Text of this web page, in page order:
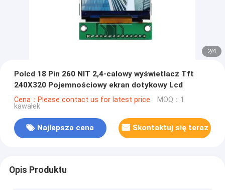
2/4
Polcd 18 Pin 260 NIT 2,4-calowy wyświetlacz Tft
240X320 Pojemnościowy ekran dotykowy Lcd
Cena：Please contact us for latest price MOQ：1
kawałek
Najlepsza cena Skontaktuj się teraz
Opis Produktu